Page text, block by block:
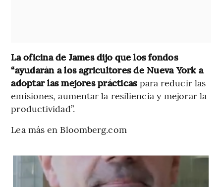
La oficina de James dijo que los fondos
“ayudarán a los agricultores de Nueva York a
adoptar las mejores prácticas para reducir las
emisiones, aumentar la resiliencia y mejorar la
productividad”.
Lea más en Bloomberg.com